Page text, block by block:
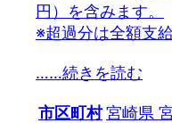
円）を含みます。
※超過分は全額支
……続きを読む
市区町村宮崎県